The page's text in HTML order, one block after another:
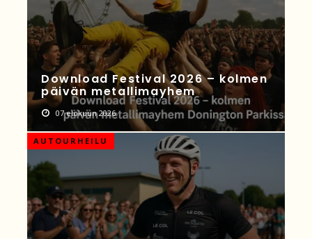
Download Festival 2026 – kolmen
päivän metallimayhem
07 elokuun 2026
AUTOURHEILU